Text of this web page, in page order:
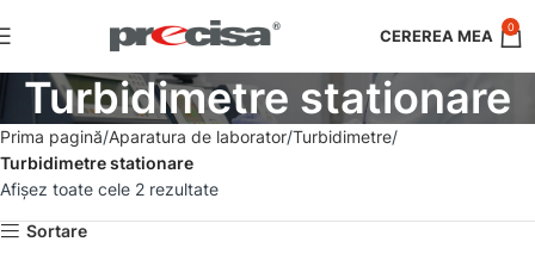
0
Turbidimetre stationare
Prima pagină Aparatura de laborator Turbidimetre
Turbidimetre stationare
Afișez toate cele 2 rezultate
Sortare